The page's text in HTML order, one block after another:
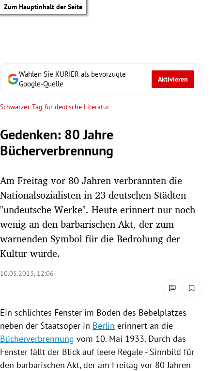
Zum Hauptinhalt der Seite
Untermenü
Untermenü
Untermenü
Untermenü
Untermenü
Untermenü
Untermenü
Wählen Sie KURIER als bevorzugte
Google-Quelle
Aktivieren
Schwarzer Tag für deutsche Literatur
Gedenken: 80 Jahre
Bücherverbrennung
Am Freitag vor 80 Jahren verbrannten die
Nationalsozialisten in 23 deutschen Städten
"undeutsche Werke". Heute erinnert nur noch
wenig an den barbarischen Akt, der zum
warnenden Symbol für die Bedrohung der
Kultur wurde.
10.05.2013, 12:06
Ein schlichtes Fenster im Boden des Bebelplatzes
neben der Staatsoper in Berlin erinnert an die
Bücherverbrennung vom 10. Mai 1933. Durch das
Fenster fällt der Blick auf leere Regale - Sinnbild für
den barbarischen Akt, der am Freitag vor 80 Jahren